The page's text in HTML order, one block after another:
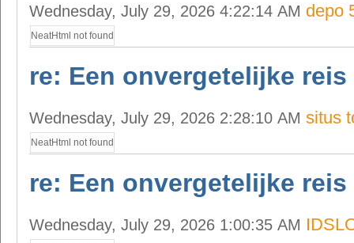
Wednesday, July 29, 2026 4:22:14 AM depo
NeatHtml not found
re: Een onvergetelijke reis
Wednesday, July 29, 2026 2:28:10 AM situs
NeatHtml not found
re: Een onvergetelijke reis
Wednesday, July 29, 2026 1:00:35 AM